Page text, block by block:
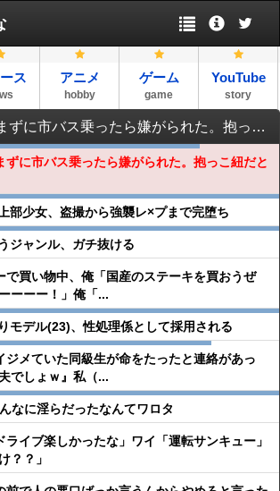
ス アニメ
hobby
ゲーム
game
YouTube
story
ベビーカーたたまずに市バス乗ったら嫌がられた。抱っこ紐だと肩死ぬのに
ずに市バス乗ったら嫌がられた。抱っこ紐だと
部少女、盗撮から強襲レ×プまで完堕ち
ジャンル、ガチ抜ける
で買い物中、俺「国産のステーキを買おうぜ
ーーー！」俺「...
モデル(23)、性処理係として採用される
ジメていた同級生が命をたったと連絡があっ
でしょｗ』私（...
なに淫らだったなんてワロタ
ライブ楽しかったな」ワイ「運転サンキュー」
？？」